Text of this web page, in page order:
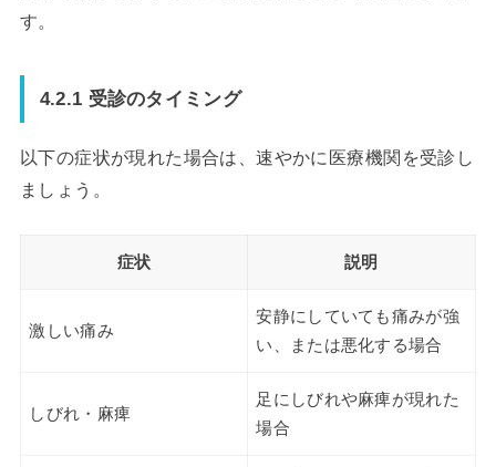
す。
4.2.1 受診のタイミング
以下の症状が現れた場合は、速やかに医療機関を受診し
ましょう。
症状 説明
激しい痛み
安静にしていても痛みが強
い、または悪化する場合
しびれ・麻痺
足にしびれや麻痺が現れた
場合